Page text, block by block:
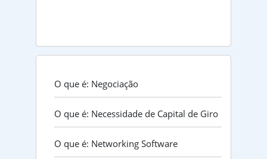
O que é: Negociação
O que é: Necessidade de Capital de Giro
O que é: Networking Software